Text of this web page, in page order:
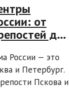
от
до
России — это
и Петербург.
Пскова и